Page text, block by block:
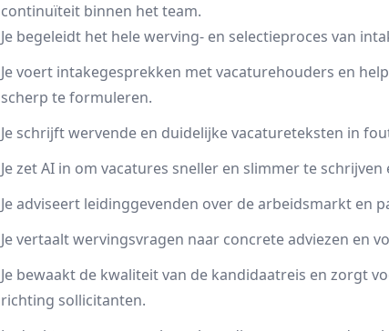
continuïteit binnen het team.
Je begeleidt het hele werving- en selectieproces van
Je voert intakegesprekken met vacaturehouders en
scherp te formuleren.
Je schrijft wervende en duidelijke vacatureteksten in
Je zet AI in om vacatures sneller en slimmer te
Je adviseert leidinggevenden over de arbeidsmarkt en
Je vertaalt wervingsvragen naar concrete adviezen en
Je bewaakt de kwaliteit van de kandidaatreis en zorgt
richting sollicitanten.